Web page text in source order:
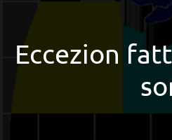
Eccezion